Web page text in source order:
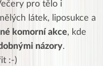
pro tělo i
látek, liposukce a
komorní akce, kde
názory.
:-)